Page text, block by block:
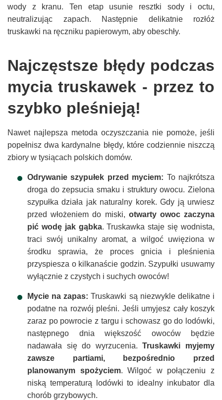
wody z kranu. Ten etap usunie resztki sody i octu,
neutralizując zapach. Następnie delikatnie rozłóż
truskawki na ręczniku papierowym, aby obeschły.
Najczęstsze błędy podczas
mycia truskawek - przez to
szybko pleśnieją!
Nawet najlepsza metoda oczyszczania nie pomoże, jeśli
popełnisz dwa kardynalne błędy, które codziennie niszczą
zbiory w tysiącach polskich domów.
Odrywanie szypułek przed myciem: To najkrótsza
droga do zepsucia smaku i struktury owocu. Zielona
szypułka działa jak naturalny korek. Gdy ją urwiesz
przed włożeniem do miski, otwarty owoc zaczyna
pić wodę jak gąbka. Truskawka staje się wodnista,
traci swój unikalny aromat, a wilgoć uwięziona w
środku sprawia, że proces gnicia i pleśnienia
przyspiesza o kilkanaście godzin. Szypułki usuwamy
wyłącznie z czystych i suchych owoców!
Mycie na zapas: Truskawki są niezwykle delikatne i
podatne na rozwój pleśni. Jeśli umyjesz cały koszyk
zaraz po powrocie z targu i schowasz go do lodówki,
następnego dnia większość owoców będzie
nadawała się do wyrzucenia.Truskawki myjemy
zawsze partiami, bezpośrednio przed
planowanym spożyciem. Wilgoć w połączeniu z
niską temperaturą lodówki to idealny inkubator dla
chorób grzybowych.